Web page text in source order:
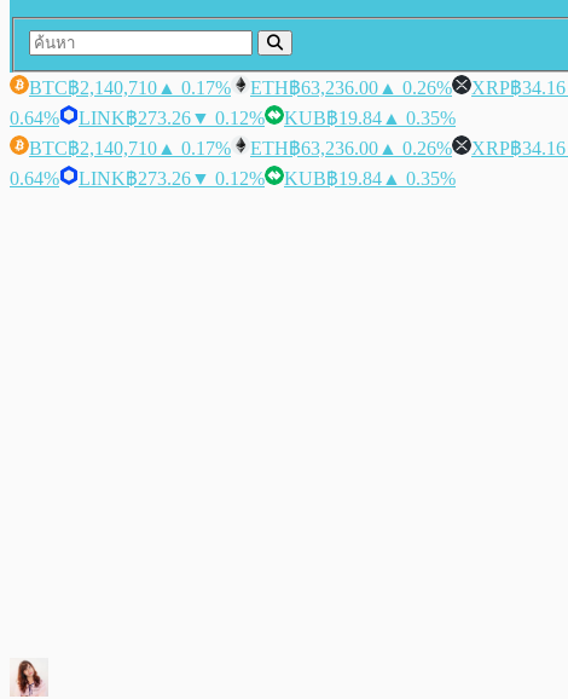
BTC฿2,140,710 ▲ 0.17% ETH฿63,236.00 ▲ 0.26% XRP฿34.16
0.64%
LINK฿273.26▼ 0.12% KUB฿19.84 ▲ 0.35%
BTC฿2,140,710 ▲ 0.17% ETH฿63,236.00 ▲ 0.26% XRP฿34.16
0.64%
LINK฿273.26▼ 0.12% KUB฿19.84 ▲ 0.35%